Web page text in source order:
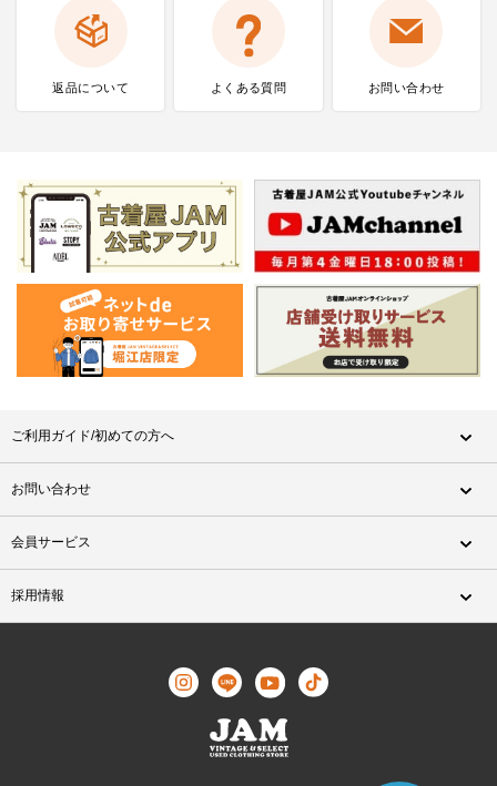
返品について よくある質問 お問い合わせ
ご利用ガイド/初めての方へ
お問い合わせ
会員サービス
採用情報